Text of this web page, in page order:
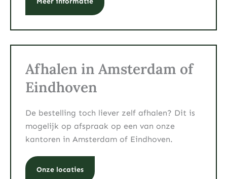
Afhalen in Amsterdam of
Eindhoven
De bestelling toch liever zelf afhalen? Dit is
mogelijk op afspraak op een van onze
kantoren in Amsterdam of Eindhoven.
Onze locaties